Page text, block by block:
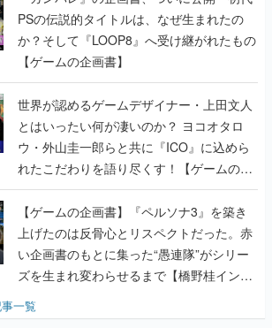
PSの伝説的タイトルは、なぜ生まれたの
か？そして『LOOP8』へ受け継がれたもの
【ゲームの企画書】
世界が認めるゲームデザイナー・上田文人
とはいったい何が凄いのか？ ヨコオタロ
ウ・外山圭一郎らと共に『ICO』に込めら
れたこだわりを語り尽くす！【ゲームの企
画書】
【ゲームの企画書】『ペルソナ3』を築き
上げたのは反骨心とリスペクトだった。赤
い企画書のもとに集った“愚連隊”がシリー
ズを生まれ変わらせるまで【橋野桂インタ
ビュー】
一覧